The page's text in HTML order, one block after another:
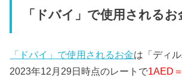
「ドバイ」で使用されるお
「ドバイ」で使用されるお金は「ディ
2023年12月29日時点のレートで1AED